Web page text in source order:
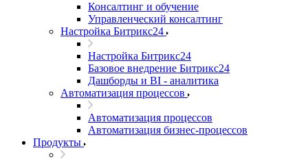
Консалтинг и обучение
Управленческий консалтинг
Настройка Битрикс24
Настройка Битрикс24
Базовое внедрение Битрикс24
Дашборды и BI - аналитика
Автоматизация процессов
Автоматизация процессов
Автоматизация бизнес-процессов
Продукты